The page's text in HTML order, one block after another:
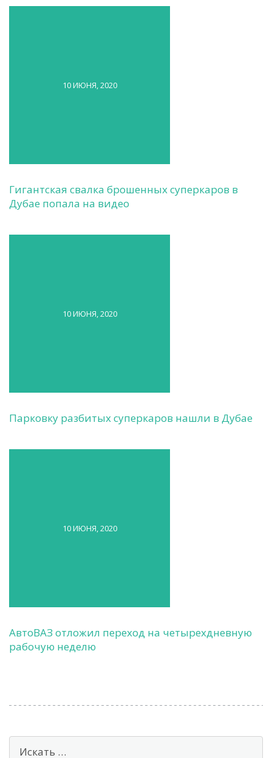
10 ИЮНЯ, 2020
Гигантская свалка брошенных суперкаров в
Дубае попала на видео
10 ИЮНЯ, 2020
Парковку разбитых суперкаров нашли в Дубае
10 ИЮНЯ, 2020
АвтоВАЗ отложил переход на четырехдневную
рабочую неделю